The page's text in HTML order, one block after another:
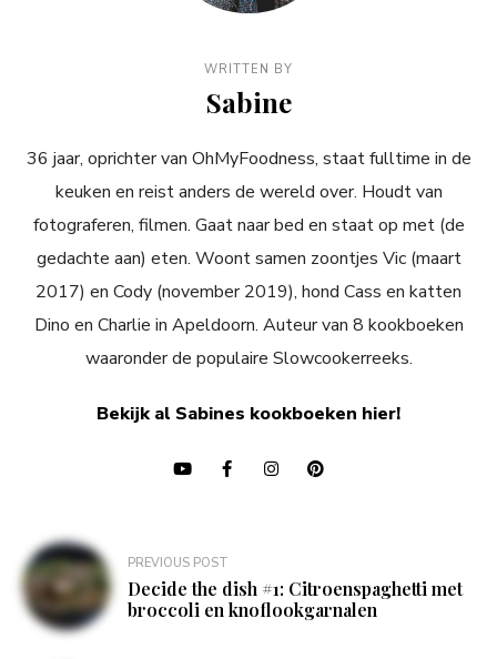
WRITTEN BY
Sabine
36 jaar, oprichter van OhMyFoodness, staat fulltime in de
keuken en reist anders de wereld over. Houdt van
fotograferen, filmen. Gaat naar bed en staat op met (de
gedachte aan) eten. Woont samen zoontjes Vic (maart
2017) en Cody (november 2019), hond Cass en katten
Dino en Charlie in Apeldoorn. Auteur van 8 kookboeken
waaronder de populaire Slowcookerreeks.
Bekijk al Sabines kookboeken hier!
Bericht
navigatie
PREVIOUS POST
Decide the dish #1: Citroenspaghetti met
broccoli en knoflookgarnalen